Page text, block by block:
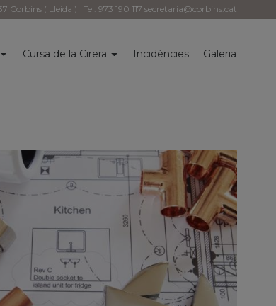
Corbins ( Lleida ) Tel: 973 190 117 secretaria@corbins.cat
Cursa de la Cirera Incidències Galeria